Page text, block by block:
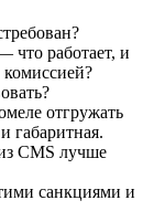
работает, и
комиссией?
отгружать
габаритная.
CMS лучше
санкциями и